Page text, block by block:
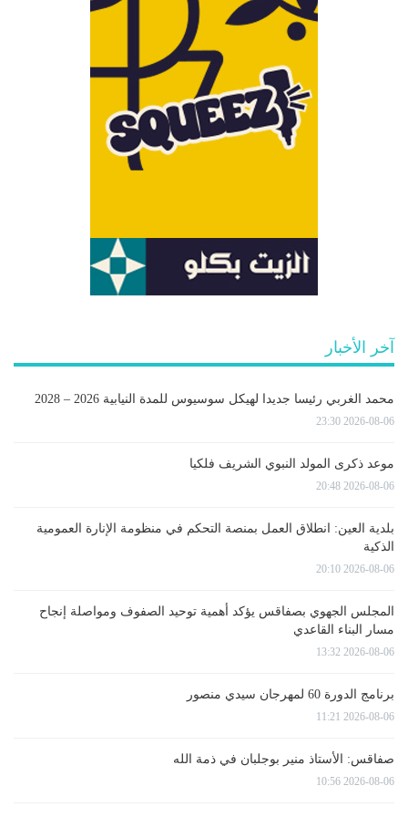
آخر الأخبار
محمد الغربي رئيسا جديدا لهيكل سوسيوس للمدة النيابية 2026 – 2028
2026-08-06 23:30
موعد ذكرى المولد النبوي الشريف فلكيا
2026-08-06 20:48
بلدية العين: انطلاق العمل بمنصة التحكم في منظومة الإنارة العمومية
الذكية
2026-08-06 20:10
المجلس الجهوي بصفاقس يؤكد أهمية توحيد الصفوف ومواصلة إنجاح
مسار البناء القاعدي
2026-08-06 13:32
برنامج الدورة 60 لمهرجان سيدي منصور
2026-08-06 11:21
صفاقس: الأستاذ منير بوجلبان في ذمة الله
2026-08-06 10:56